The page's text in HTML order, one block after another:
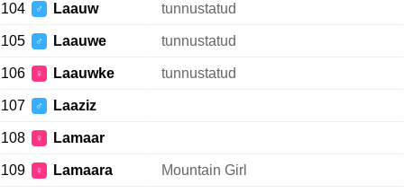
104 ♂ Laauw tunnustatud
105 ♂ Laauwe tunnustatud
106 ♀ Laauwke tunnustatud
107 ♂ Laaziz
108 ♀ Lamaar
109 ♀ Lamaara Mountain Girl